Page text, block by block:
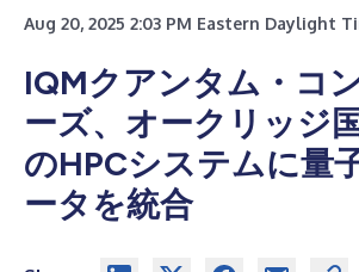
Aug 20, 2025 2:03 PM Eastern Daylight
IQMクアンタム・コ
ーズ、オークリッジ
のHPCシステムに量
ータを統合